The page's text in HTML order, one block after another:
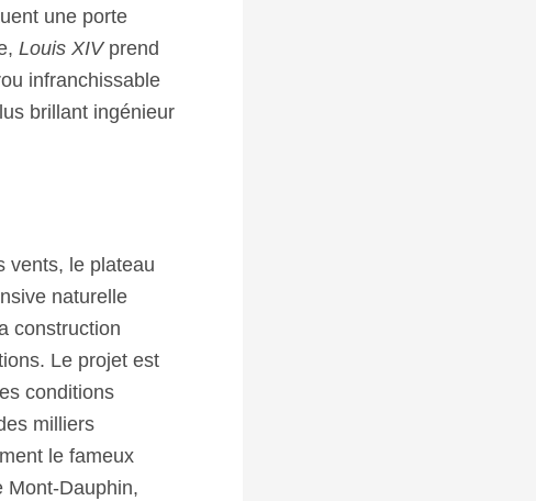
une porte
Louis XIVprend
infranchissable
brillant ingénieur
vents, le plateau
naturelle
construction
Le projet est
conditions
milliers
le fameux
Mont-Dauphin,